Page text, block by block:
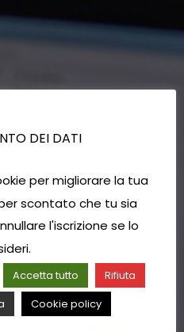
DEI DATI
per migliorare la tua
scontato che tu sia
l'iscrizione se lo
Accetta tutto
Rifiuta
Cookie policy